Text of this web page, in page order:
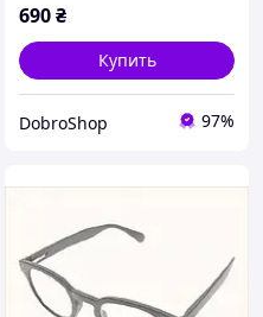
690₴
Купить
DobroShop 97%